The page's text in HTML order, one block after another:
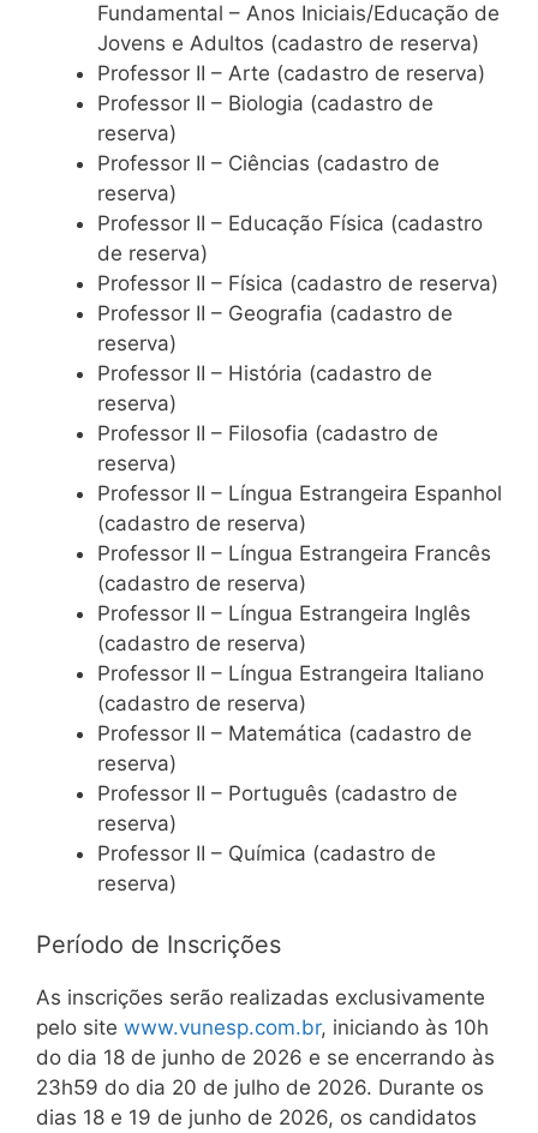
Fundamental – Anos Iniciais/Educação de
Jovens e Adultos (cadastro de reserva)
Professor II – Arte (cadastro de reserva)
Professor II – Biologia (cadastro de
reserva)
Professor II – Ciências (cadastro de
reserva)
Professor II – Educação Física (cadastro
de reserva)
Professor II – Física (cadastro de reserva)
Professor II – Geografia (cadastro de
reserva)
Professor II – História (cadastro de
reserva)
Professor II – Filosofia (cadastro de
reserva)
Professor II – Língua Estrangeira Espanhol
(cadastro de reserva)
Professor II – Língua Estrangeira Francês
(cadastro de reserva)
Professor II – Língua Estrangeira Inglês
(cadastro de reserva)
Professor II – Língua Estrangeira Italiano
(cadastro de reserva)
Professor II – Matemática (cadastro de
reserva)
Professor II – Português (cadastro de
reserva)
Professor II – Química (cadastro de
reserva)
Período de Inscrições
As inscrições serão realizadas exclusivamente
pelo site www.vunesp.com.br, iniciando às 10h
do dia 18 de junho de 2026 e se encerrando às
23h59 do dia 20 de julho de 2026. Durante os
dias 18 e 19 de junho de 2026, os candidatos